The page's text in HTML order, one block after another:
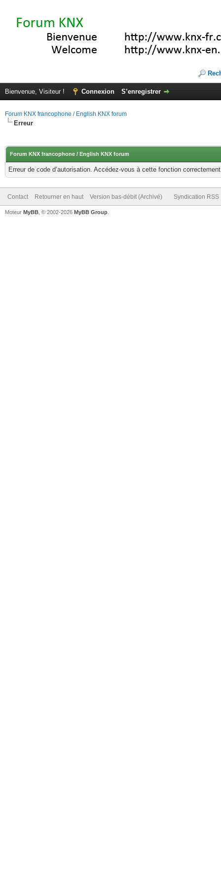
Bienvenue, Visiteur ! Connexion S’enregistrer
Forum KNX francophone / English KNX forum
Erreur
Forum KNX francophone / English KNX forum
Erreur de code d’autorisation. Accédez-vous à cette fonction
Contact Retourner en haut Version bas-débit (Archivé) Syndication RSS
Moteur MyBB , © 2002-2026 MyBB Group